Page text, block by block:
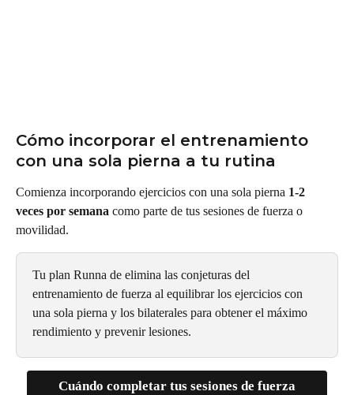
Cómo incorporar el entrenamiento
con una sola pierna a tu rutina
Comienza incorporando ejercicios con una sola pierna 1-2
veces por semana como parte de tus sesiones de fuerza o
movilidad.
Tu plan Runna de elimina las conjeturas del
entrenamiento de fuerza al equilibrar los ejercicios con
una sola pierna y los bilaterales para obtener el máximo
rendimiento y prevenir lesiones.
Cuándo completar tus sesiones de fuerza